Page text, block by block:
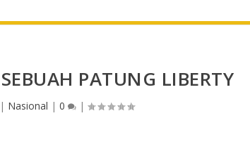
PATUNG LIBERTY
Nasional | 0 |